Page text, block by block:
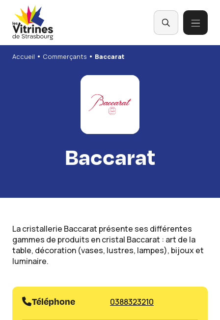
Accueil • Commerçants • Baccarat
Baccarat
La cristallerie Baccarat présente ses différentes
gammes de produits en cristal Baccarat : art de la
table, décoration (vases, lustres, lampes), bijoux et
luminaire.
Téléphone 0388323210
Panneau de gestion des cookies